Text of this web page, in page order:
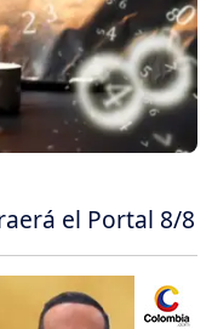
el Portal 8/8